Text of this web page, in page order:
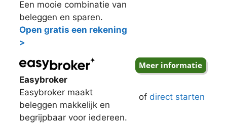
Een mooie combinatie van
beleggen en sparen.
Open gratis een rekening
>
Easybroker
Easybroker maakt
beleggen makkelijk en
begrijpbaar voor iedereen.
of direct starten